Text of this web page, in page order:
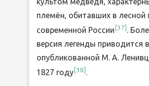
племён, обитавших в лесной
современной России 37 .
версия легенды приводится
опубликованной М. А.
1827 году 38 .